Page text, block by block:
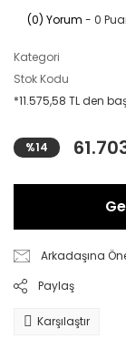
(0) Yorum - 0
Kategori
Stok Kodu
*11.575,58 TL den
%14
Arkadaşına
Paylaş
Karşılaştır